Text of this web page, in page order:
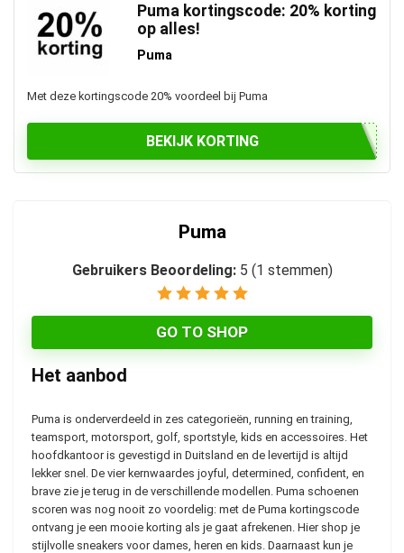
Puma kortingscode: 20% korting
op alles!
Puma
Met deze kortingscode 20% voordeel bij Puma
BEKIJK KORTING
Puma
Gebruikers Beoordeling: 5 (1 stemmen)
GO TO SHOP
Het aanbod
Puma is onderverdeeld in zes categorieën, running en training,
teamsport, motorsport, golf, sportstyle, kids en accessoires. Het
hoofdkantoor is gevestigd in Duitsland en de levertijd is altijd
lekker snel. De vier kernwaardes joyful, determined, confident, en
brave zie je terug in de verschillende modellen. Puma schoenen
scoren was nog nooit zo voordelig: met de Puma kortingscode
ontvang je een mooie korting als je gaat afrekenen. Hier shop je
stijlvolle sneakers voor dames, heren en kids. Daarnaast kun je